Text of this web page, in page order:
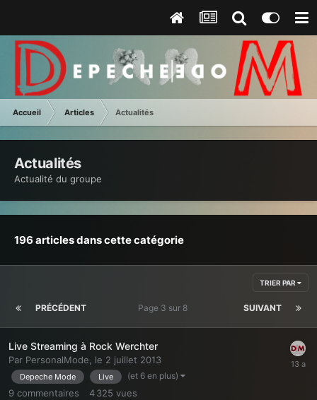
Accueil Articles Actualités
Actualités
Actualité du groupe
196 articles dans cette catégorie
TRIER PAR
PRÉCÉDENT SUIVANT
Page 3 sur 8
Live Streaming à Rock Werchter
Par PersonalMode le 2 juillet 2013
Depeche Mode Live (et 6 en plus)
9 commentaires 4 325 vues